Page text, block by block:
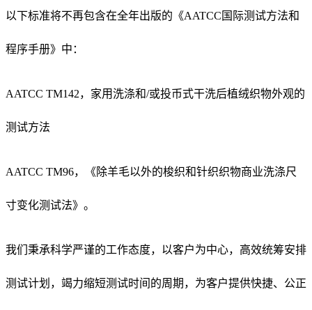
以下标准将不再包含在全年出版的《AATCC国际测试方法和
程序手册》中：
AATCC TM142，家用洗涤和/或投币式干洗后植绒织物外观的
测试方法
AATCC TM96，《除羊毛以外的梭织和针织织物商业洗涤尺
寸变化测试法》。
我们秉承科学严谨的工作态度，以客户为中心，高效统筹安排
测试计划，竭力缩短测试时间的周期，为客户提供快捷、公正